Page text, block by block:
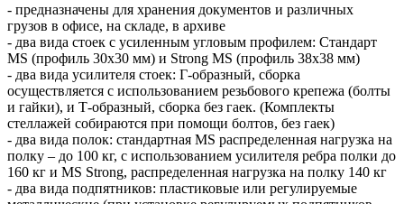
- предназначены для хранения документов и различных
грузов в офисе, на складе, в архиве
- два вида стоек с усиленным угловым профилем: Стандарт
MS (профиль 30х30 мм) и Strong MS (профиль 38х38 мм)
- два вида усилителя стоек: Г-образный, сборка
осуществляется с использованием резьбового крепежа (болты
и гайки), и Т-образный, сборка без гаек. (Комплекты
стеллажей собираются при помощи болтов, без гаек)
- два вида полок: стандартная MS распределенная нагрузка на
полку – до 100 кг, с использованием усилителя ребра полки до
160 кг и MS Strong, распределенная нагрузка на полку 140 кг
- два вида подпятников: пластиковые или регулируемые